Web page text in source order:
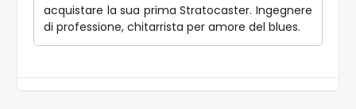
acquistare la sua prima Stratocaster. Ingegnere
di professione, chitarrista per amore del blues.